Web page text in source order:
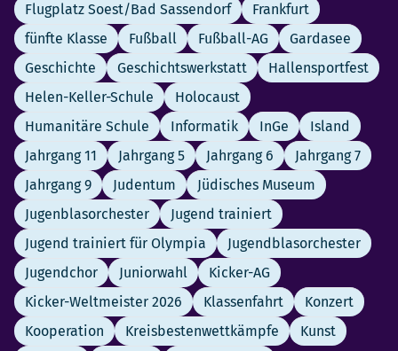
Flugplatz Soest/Bad Sassendorf
Frankfurt
fünfte Klasse
Fußball Fußball-AG
Gardasee
Geschichte
Geschichtswerkstatt
Hallensportfest
Helen-Keller-Schule
Holocaust
Humanitäre Schule
Informatik InGe
Island
Jahrgang 11
Jahrgang 5 Jahrgang 6
Jahrgang 7
Jahrgang 9
Judentum
Jüdisches Museum
Jugenblasorchester
Jugend trainiert
Jugend trainiert für Olympia
Jugendblasorchester
Jugendchor
Juniorwahl
Kicker-AG
Kicker-Weltmeister 2026
Klassenfahrt
Konzert
Kooperation
Kreisbestenwettkämpfe
Kunst